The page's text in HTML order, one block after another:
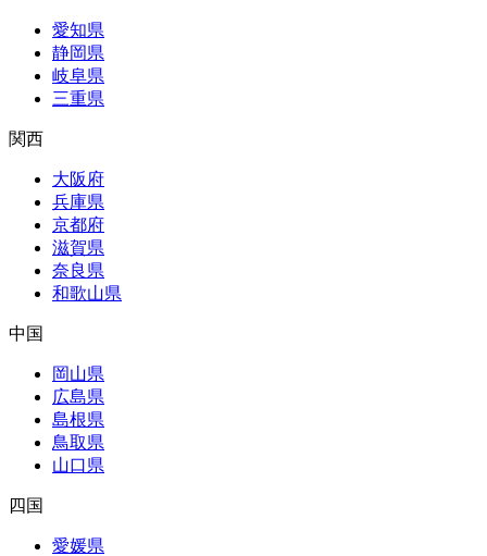
愛知県
静岡県
岐阜県
三重県
関西
大阪府
兵庫県
京都府
滋賀県
奈良県
和歌山県
中国
岡山県
広島県
島根県
鳥取県
山口県
四国
愛媛県